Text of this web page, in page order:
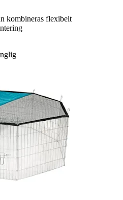
kombineras flexibelt